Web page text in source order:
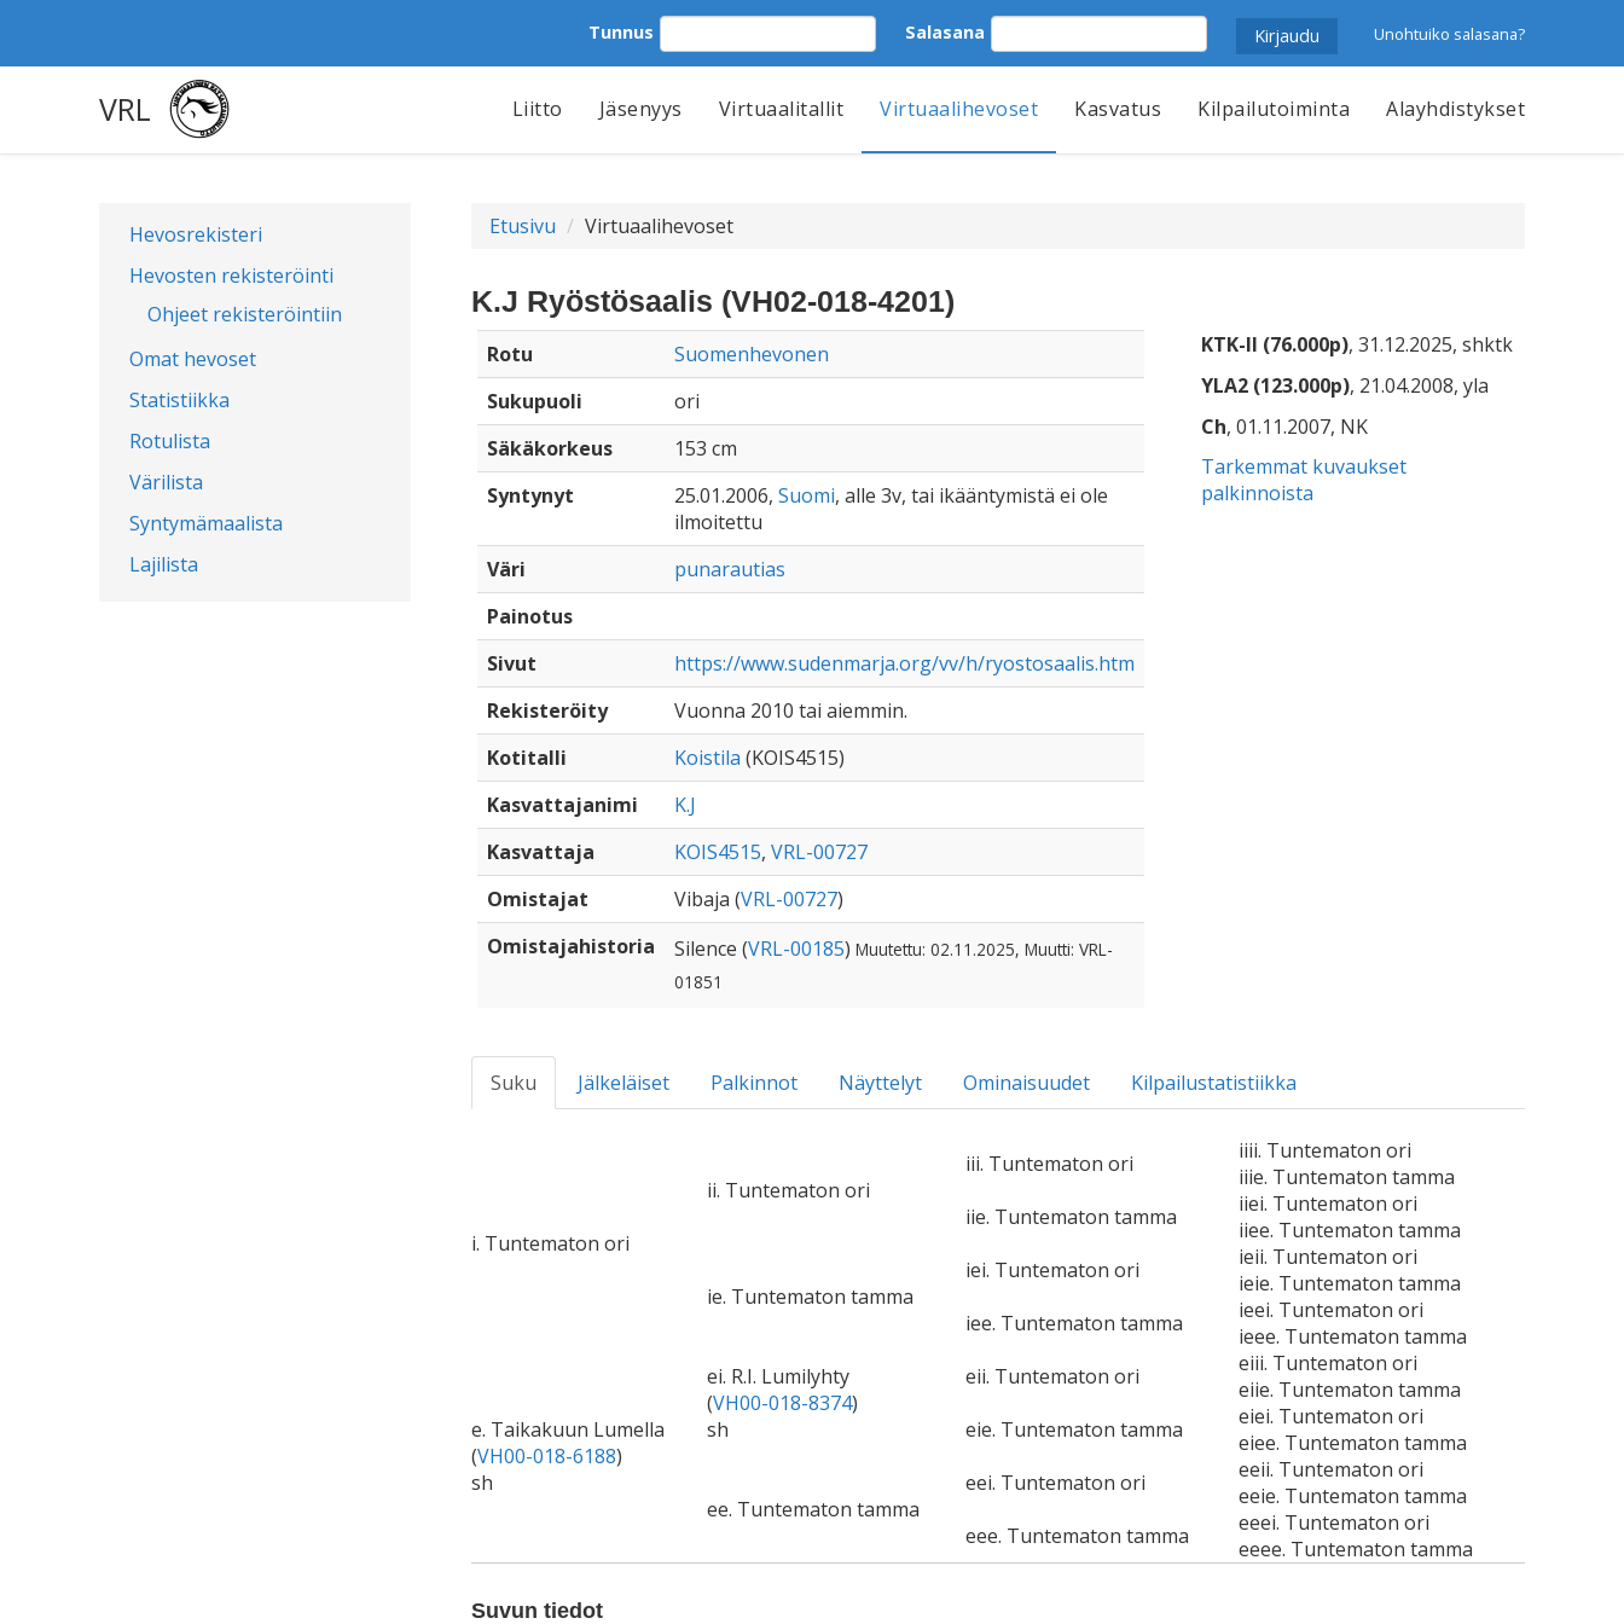
Tunnus Salasana Unohtuiko salasana?
VRL Liitto Jäsenyys Virtuaalitallit Virtuaalihevoset Kasvatus Kilpailutoiminta Alayhdistykset
Hevosrekisteri
Hevosten rekisteröinti
Ohjeet rekisteröintiin
Omat hevoset
Statistiikka
Rotulista
Värilista
Syntymämaalista
Lajilista
Etusivu Virtuaalihevoset
K.J Ryöstösaalis (VH02-018-4201)
Rotu
Suomenhevonen
Sukupuoli
ori
Säkäkorkeus
153 cm
Syntynyt
25.01.2006, Suomi, alle 3v, tai ikääntymistä ei ole
ilmoitettu
Väri
punarautias
Painotus
Sivut
https://www.sudenmarja.org/vv/h/ryostosaalis.htm
Rekisteröity
Vuonna 2010 tai aiemmin.
Kotitalli
Koistila (KOIS4515)
Kasvattajanimi
K.J
Kasvattaja
KOIS4515, VRL-00727
Omistajat
Vibaja (VRL-00727)
Omistajahistoria
Silence (VRL-00185) Muutettu: 02.11.2025, Muutti: VRL-
01851
KTK-II (76.000p), 31.12.2025, shktk
YLA2 (123.000p), 21.04.2008, yla
Ch, 01.11.2007, NK
Tarkemmat kuvaukset
palkinnoista
Suku Jälkeläiset Palkinnot Näyttelyt Ominaisuudet Kilpailustatistiikka
i. Tuntematon ori
ii. Tuntematon ori
iii. Tuntematon ori
iiii. Tuntematon ori
iiie. Tuntematon tamma
iie. Tuntematon tamma
iiei. Tuntematon ori
iiee. Tuntematon tamma
ie. Tuntematon tamma
iei. Tuntematon ori
ieii. Tuntematon ori
ieie. Tuntematon tamma
iee. Tuntematon tamma
ieei. Tuntematon ori
ieee. Tuntematon tamma
e. Taikakuun Lumella
(VH00-018-6188)
sh
ei. R.I. Lumilyhty
(VH00-018-8374)
sh
eii. Tuntematon ori
eiii. Tuntematon ori
eiie. Tuntematon tamma
eie. Tuntematon tamma
eiei. Tuntematon ori
eiee. Tuntematon tamma
ee. Tuntematon tamma
eei. Tuntematon ori
eeii. Tuntematon ori
eeie. Tuntematon tamma
eee. Tuntematon tamma
eeei. Tuntematon ori
eeee. Tuntematon tamma
Suvun tiedot